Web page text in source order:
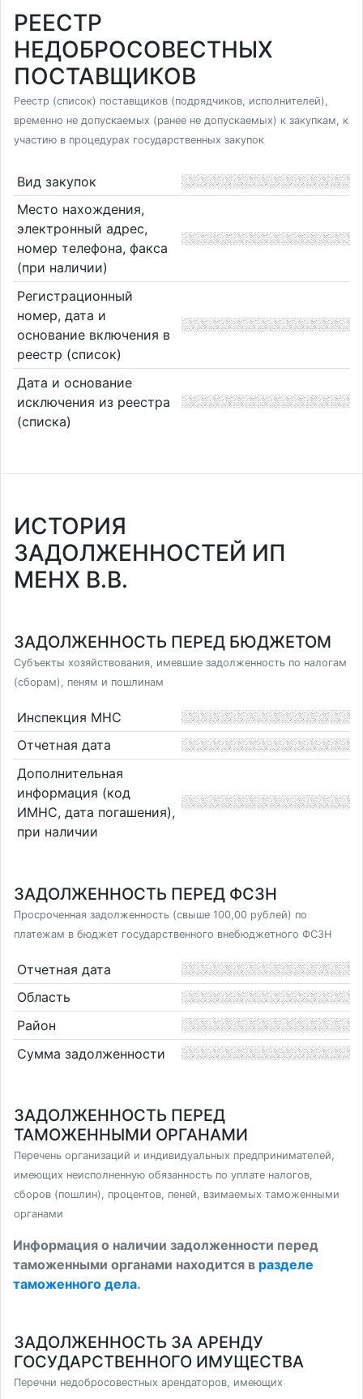
РЕЕСТР
НЕДОБРОСОВЕСТНЫХ
ПОСТАВЩИКОВ
Реестр (список) поставщиков (подрядчиков, исполнителей),
временно не допускаемых (ранее не допускаемых) к закупкам, к
участию в процедурах государственных закупок
Вид закупок
Место нахождения,
электронный адрес,
номер телефона, факса
(при наличии)
Регистрационный
номер, дата и
основание включения в
реестр (список)
Дата и основание
исключения из реестра
(списка)
ИСТОРИЯ
ЗАДОЛЖЕННОСТЕЙ ИП
МЕНХ В.В.
ЗАДОЛЖЕННОСТЬ ПЕРЕД БЮДЖЕТОМ
Субъекты хозяйствования, имевшие задолженность по налогам
(сборам), пеням и пошлинам
Инспекция МНС
Отчетная дата
Дополнительная
информация (код
ИМНС, дата погашения),
при наличии
ЗАДОЛЖЕННОСТЬ ПЕРЕД ФСЗН
Просроченная задолженность (свыше 100,00 рублей) по
платежам в бюджет государственного внебюджетного ФСЗН
Отчетная дата
Область
Район
Сумма задолженности
ЗАДОЛЖЕННОСТЬ ПЕРЕД
ТАМОЖЕННЫМИ ОРГАНАМИ
Перечень организаций и индивидуальных предпринимателей,
имеющих неисполненную обязанность по уплате налогов,
сборов (пошлин), процентов, пеней, взимаемых таможенными
органами
Информация о наличии задолженности перед
таможенными органами находится в разделе
таможенного дела.
ЗАДОЛЖЕННОСТЬ ЗА АРЕНДУ
ГОСУДАРСТВЕННОГО ИМУЩЕСТВА
Перечни недобросовестных арендаторов, имеющих